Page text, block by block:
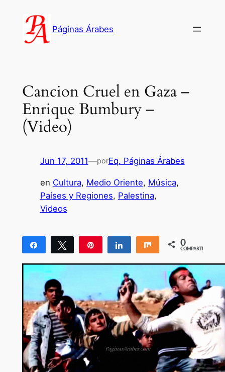
contenido
Páginas Árabes
Cancion Cruel en Gaza –
Enrique Bumbury –
(Video)
Jun 17, 2011—porEq. Páginas Árabes
en Cultura, Medio Oriente, Música
Países y Regiones, Palestina
Videos
Compartir Twittear Compartir Compartir
0
COMPARTIR